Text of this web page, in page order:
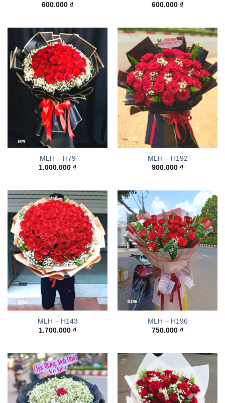
600.000 ₫
600.000 ₫
MLH – H79
1.000.000 ₫
MLH – H192
900.000 ₫
MLH – H143
1.700.000 ₫
MLH – H196
750.000 ₫